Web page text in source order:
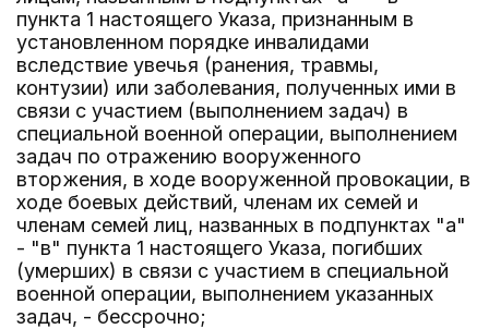
пункта 1 настоящего Указа, признанным в
установленном порядке инвалидами
вследствие увечья (ранения, травмы,
контузии) или заболевания, полученных ими в
связи с участием (выполнением задач) в
специальной военной операции, выполнением
задач по отражению вооруженного
вторжения, в ходе вооруженной провокации, в
ходе боевых действий, членам их семей и
членам семей лиц, названных в подпунктах "а"
- "в" пункта 1 настоящего Указа, погибших
(умерших) в связи с участием в специальной
военной операции, выполнением указанных
задач, - бессрочно;